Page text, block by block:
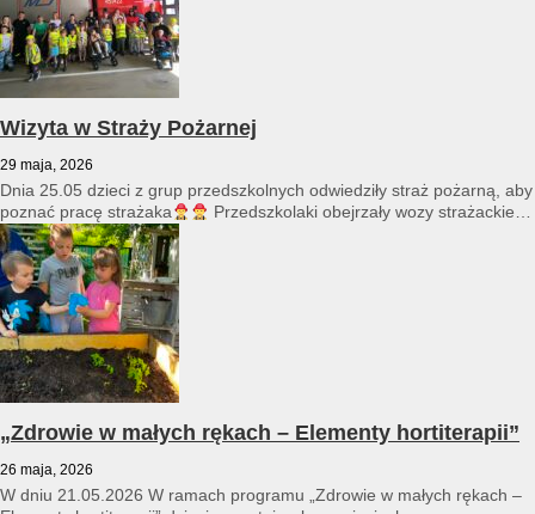
Wizyta w Straży Pożarnej
29 maja, 2026
Dnia 25.05 dzieci z grup przedszkolnych odwiedziły straż pożarną, aby
poznać pracę strażaka
Przedszkolaki obejrzały wozy strażackie
i...
„Zdrowie w małych rękach – Elementy hortiterapii”
26 maja, 2026
W dniu 21.05.2026 W ramach programu „Zdrowie w małych rękach –